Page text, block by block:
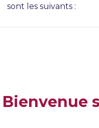
sont les suivants :
SOAP au service
Bienvenue